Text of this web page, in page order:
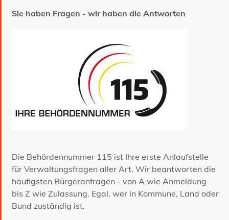
Sie haben Fragen - wir haben die Antworten
Die Behördennummer 115 ist Ihre erste Anlaufstelle
für Verwaltungsfragen aller Art. Wir beantworten die
häufigsten Bürgeranfragen - von A wie Anmeldung
bis Z wie Zulassung. Egal, wer in Kommune, Land oder
Bund zuständig ist.